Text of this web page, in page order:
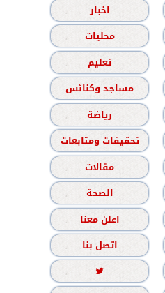
اخبار
محليات
تعليم
مساجد وكنائس
رياضة
تحقيقات ومتابعات
مقالات
الصحة
اعلن معنا
اتصل بنا
